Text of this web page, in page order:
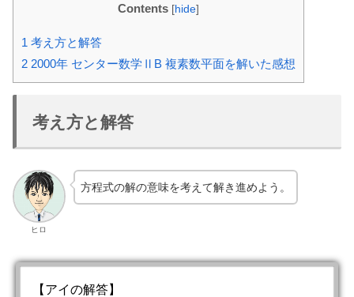
Contents [hide]
1 考え方と解答
2 2000年 センター数学ⅡB 複素数平面を解いた感想
考え方と解答
ヒロ
方程式の解の意味を考えて解き進めよう。
【アイの解答】